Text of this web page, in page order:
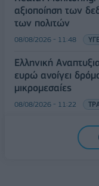
αξιοποίηση των
των πολιτών
08/08/2026 - 11:48
Ελληνική
ευρώ ανοίγει
μικρομεσαίες
08/08/2026 - 11:22
5G παντού, 6G
Ελλάδα στη